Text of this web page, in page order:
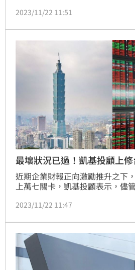
意的是，美國和中國便占了所有
2023/11/22 11:51
最壞狀況已過！凱基投顧上
近期企業財報正向激勵推升之下
上萬七關卡，凱基投顧表示，儘
裝廠等大型企業獲利表現優異，
於預期，且獲利衰退幅度也較前
早已過去。（記者：王翊綺）
2023/11/22 11:47